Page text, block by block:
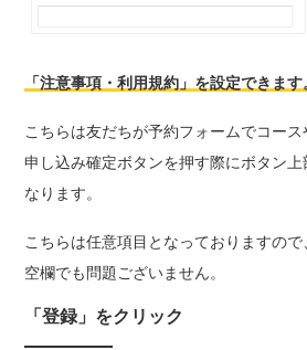
「注意事項・利用規約」を設定できます
こちらは友だちが予約フォームでコース
申し込み確定ボタンを押す際にボタン
なります。
こちらは任意項目となっておりますの
空欄でも問題ございません。
「登録」をクリック